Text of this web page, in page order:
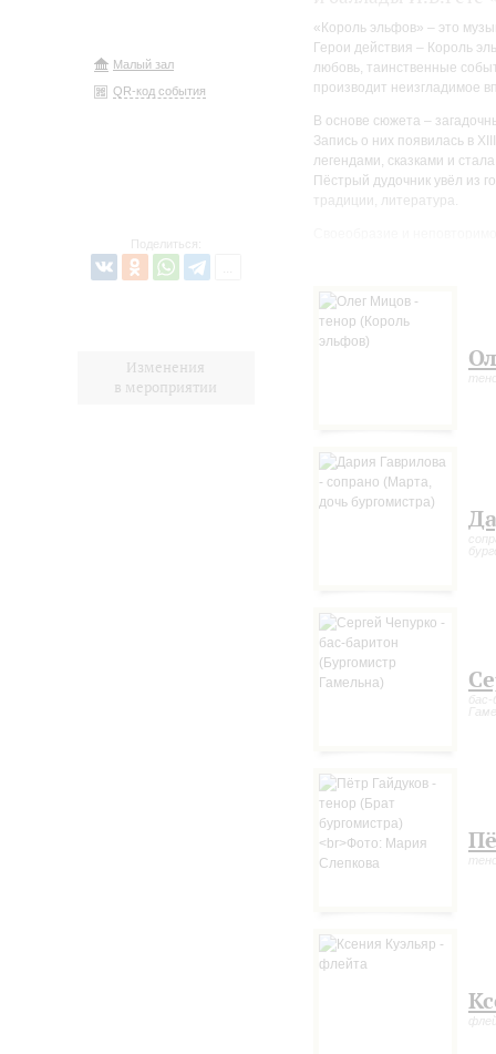
Малый зал
QR-код события
Поделиться:
Изменения
в мероприятии
«Король эльфов» – это
Герои действия – Король
любовь, таинственные
производит неизгладимое
В основе сюжета –
Запись о них появилась в
легендами, сказками и
Пёстрый дудочник увёл из
традиции, литература.
великой и разноликой
радость, они образуют
новизной сюжет.
Постановка Театра
музыкально-